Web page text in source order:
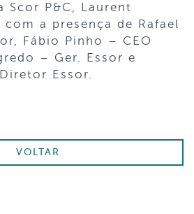
Scor P&C, Laurent
com a presença de Rafael
Fábio Pinho – CEO
– Ger. Essor e
Essor.
VOLTAR